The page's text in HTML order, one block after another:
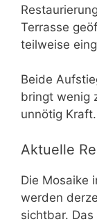
Terrasse
teilweise
Beide
bringt wenig
unnötig Kraft.
Aktuelle
Die Mosaike
werden
sichtbar.